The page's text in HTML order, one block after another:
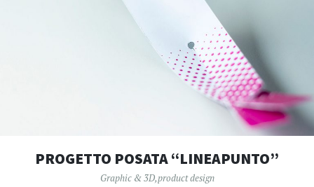
PROGETTO POSATA “LINEAPUNTO”
Graphic & 3D,product design